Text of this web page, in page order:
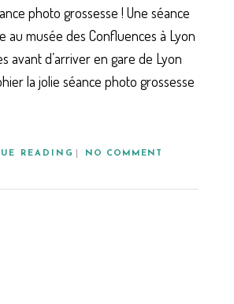
photo grossesse ! Une séance
au musée des Confluences à Lyon
avant d’arriver en gare de Lyon
la jolie séance photo grossesse
READING NO COMMENT